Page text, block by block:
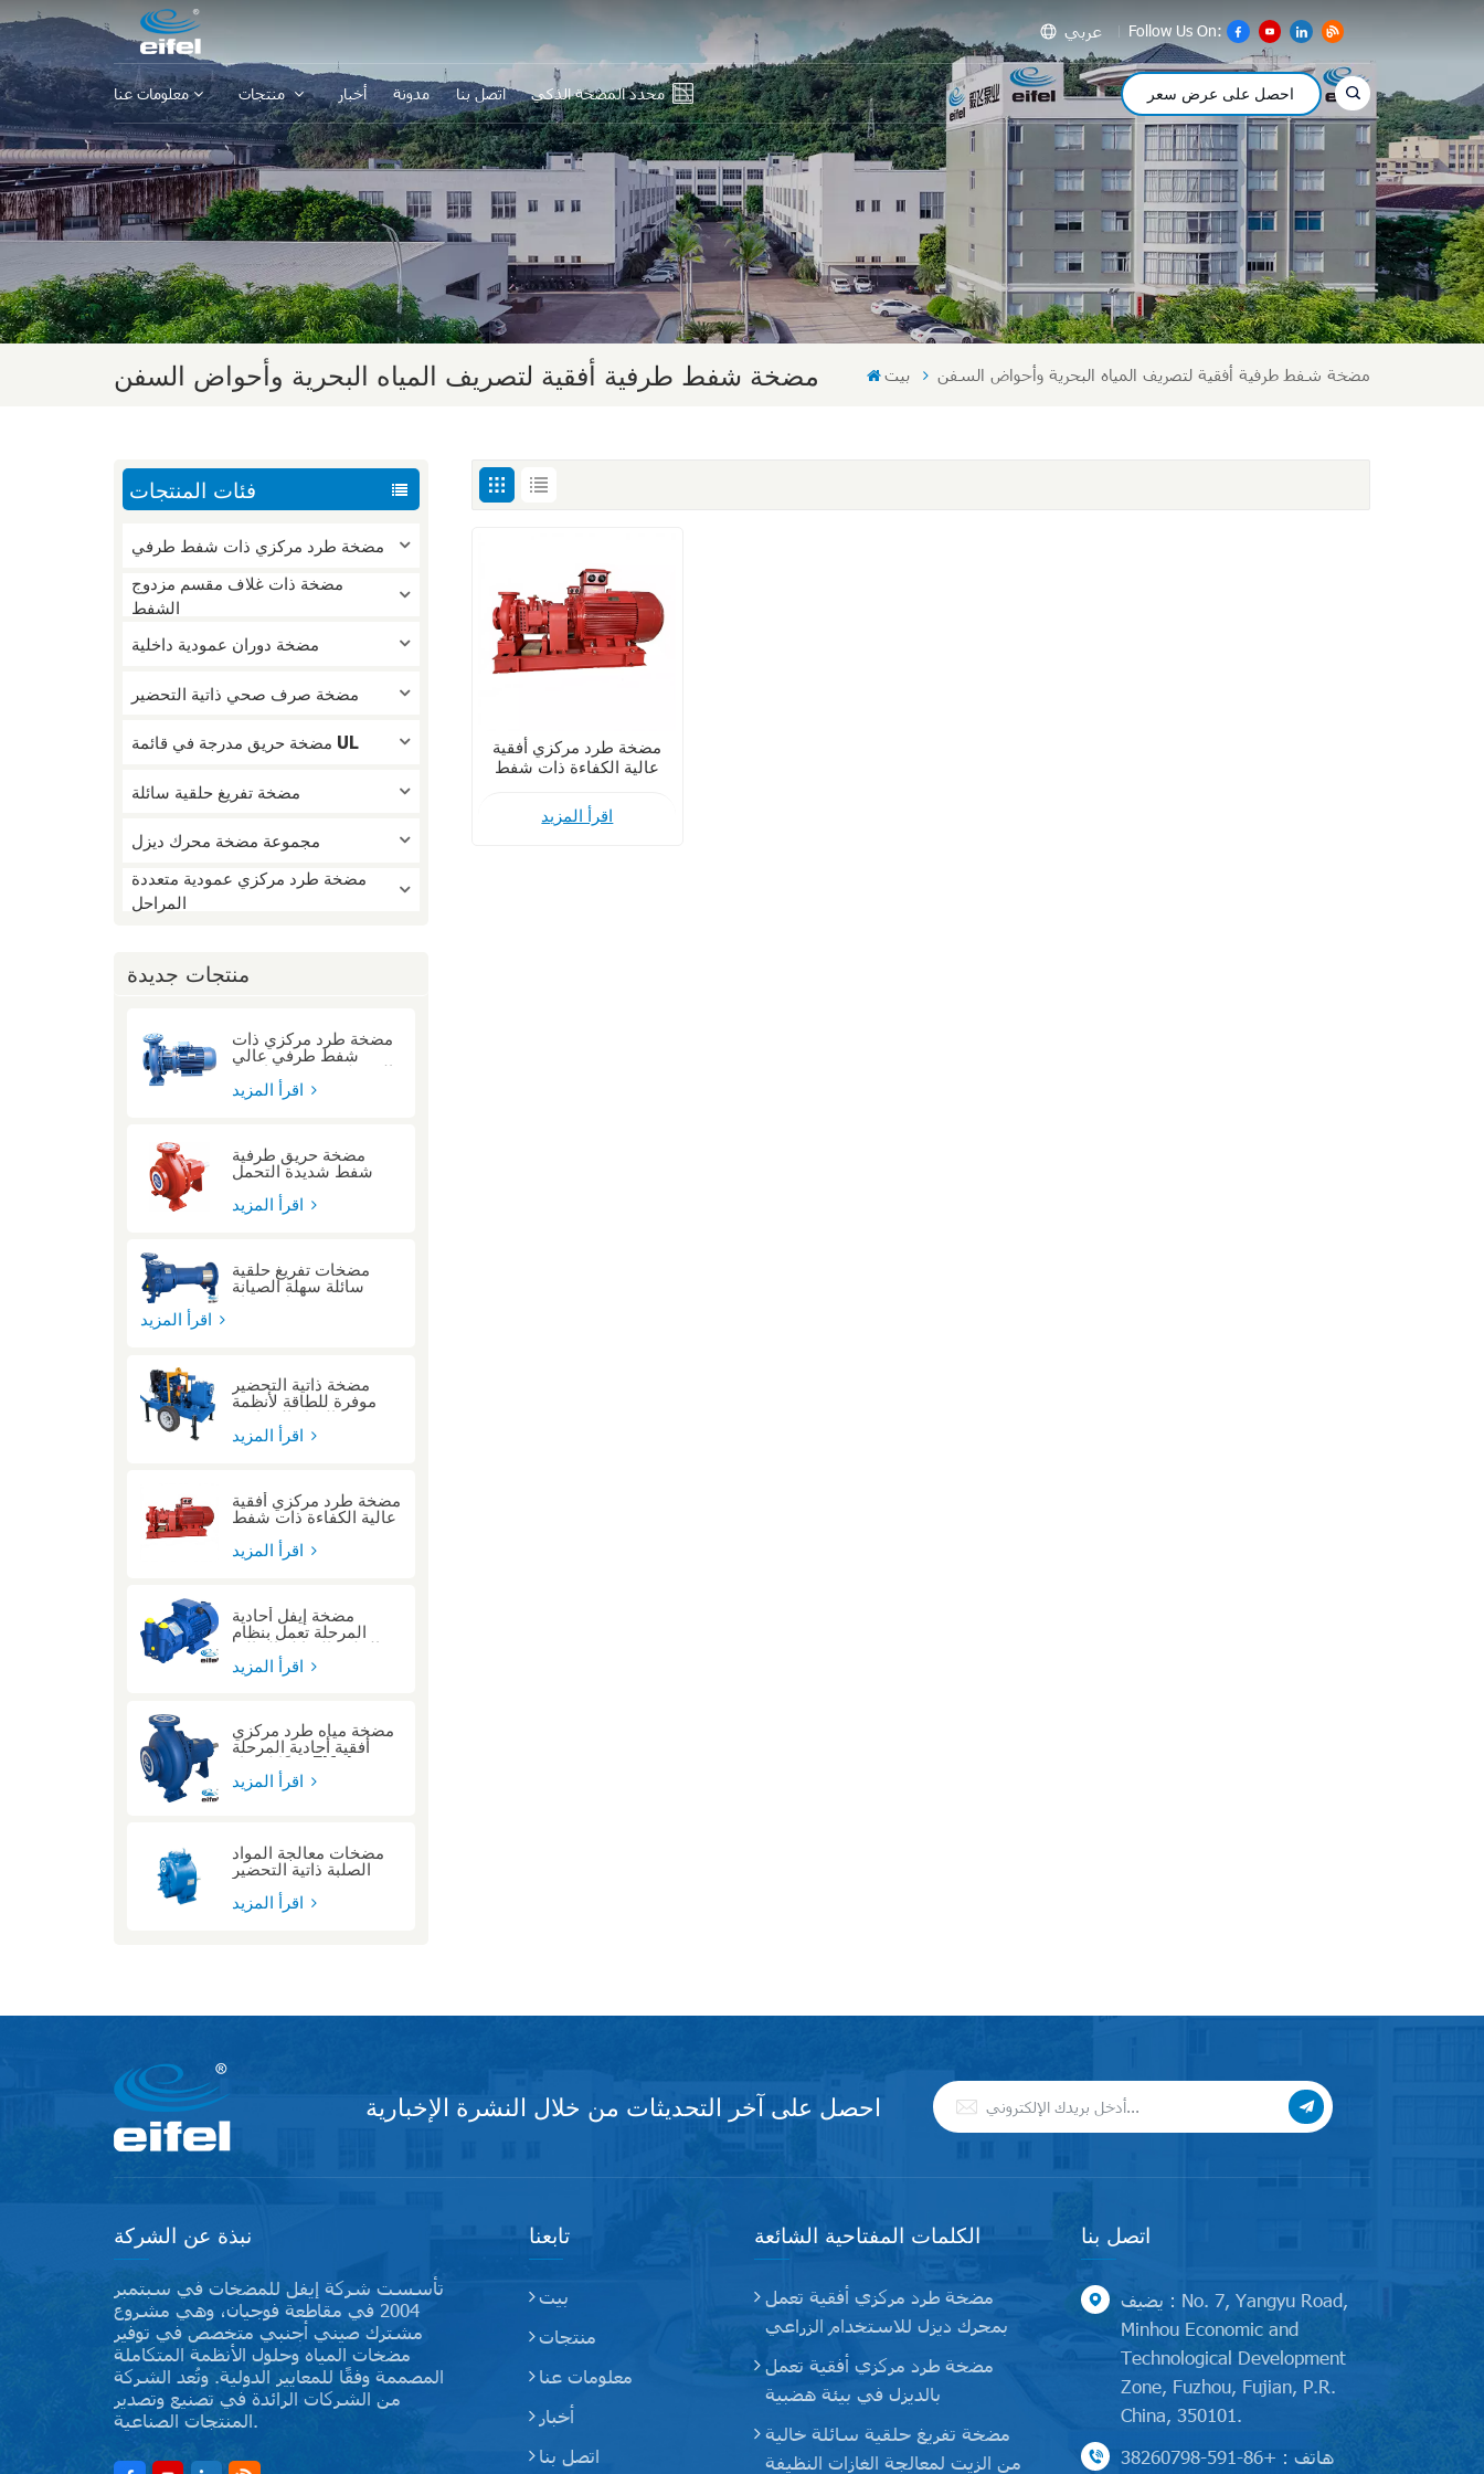
عربي
English
Русский
Español
عربي
中文
Follow Us On:
معلومات عنا منتجات أخبار مدونة اتصل بنا محدد المضخة الذكي احصل على عرض سعر
مضخة شفط طرفية أفقية لتصريف المياه البحرية وأحواض السفن بيت مضخة شفط طرفية أفقية لتصريف المياه البحرية وأحواض السفن
فئات المنتجات
مضخة طرد مركزي ذات شفط طرفي
مضخة ذات غلاف مقسم مزدوج
الشفط
مضخة دوران عمودية داخلية
مضخة صرف صحي ذاتية التحضير
مضخة حريق مدرجة في قائمة UL
مضخة تفريغ حلقية سائلة
مجموعة مضخة محرك ديزل
مضخة طرد مركزي عمودية متعددة
المراحل
منتجات جديدة
مضخة طرد مركزي ذات
شفط طرفي عالي
الضغط ومقترنة مباشرة
مضخة حريق طرفية
شفط شديدة التحمل
معتمدة من مختبرات UL
للمباني الشاهقة
مضخات تفريغ حلقية
سائلة سهلة الصيانة
بتصميم حامل محرك
مضخة ذاتية التحضير
موفرة للطاقة لأنظمة
المياه الصناعية
مضخة طرد مركزي أفقية
عالية الكفاءة ذات شفط
ديزل للعمليات على
ارتفاعات عالية
مضخة إيفل أحادية
المرحلة تعمل بنظام
الحلقة السائلة الخالية
من الزيت، مصممة
للتعامل مع الغازات
مضخة مياه طرد مركزي
أفقية أحادية المرحلة
وفقًا لمعيار Eifel
ISO2858
مضخات معالجة المواد
الصلبة ذاتية التحضير
شديدة التحمل ذات
ضغط عالٍ
مضخة طرد مركزي أفقية
عالية الكفاءة ذات شفط
للعمليات على ارتفاعات
عالية
اقرأ المزيد
احصل على آخر التحديثات من خلال النشرة الإخبارية
نبذة عن الشركة
تأسست شركة إيفل للمضخات في سبتمبر
2004 في مقاطعة فوجيان، وهي مشروع
مشترك صيني أجنبي متخصص في توفير
مضخات المياه وحلول الأنظمة المتكاملة
المصممة وفقًا للمعايير الدولية. وتُعد الشركة
من الشركات الرائدة في تصنيع وتصدير
المنتجات الصناعية.
تابعنا
بيت
منتجات
معلومات عنا
أخبار
اتصل بنا
الكلمات المفتاحية الشائعة
مضخة طرد مركزي أفقية تعمل
بمحرك ديزل للاستخدام الزراعي
مضخة طرد مركزي أفقية تعمل
بالديزل في بيئة هضبية
مضخة تفريغ حلقية سائلة خالية
من الزيت لمعالجة الغازات النظيفة
اتصل بنا
يضيف : No. 7, Yangyu Road,
Minhou Economic and
Technological Development
Zone, Fuzhou, Fujian, P.R.
China, 350101.
هاتف : +86-591-38260798